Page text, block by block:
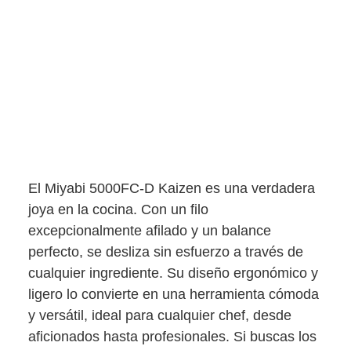
El Miyabi 5000FC-D Kaizen es una verdadera
joya en la cocina. Con un filo
excepcionalmente afilado y un balance
perfecto, se desliza sin esfuerzo a través de
cualquier ingrediente. Su diseño ergonómico y
ligero lo convierte en una herramienta cómoda
y versátil, ideal para cualquier chef, desde
aficionados hasta profesionales. Si buscas los